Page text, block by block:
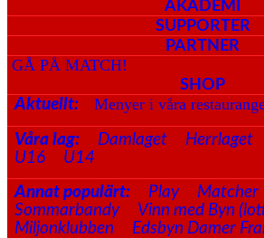
AKADEMI
SUPPORTER
PARTNER
GÅ PÅ MATCH!
SHOP
Aktuellt: Menyer i våra
Våra lag: Damlaget Herrlaget
U16
U14
Annat populärt:
Play Matcher
Sommarbandy
Vinn med Byn
Miljonklubben
Edsbyn Damer